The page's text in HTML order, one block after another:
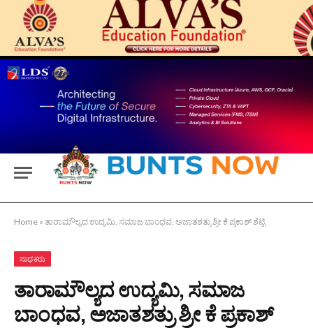
Home » ತಾರಾಮೌಲ್ಯದ ಉದ್ಯಮಿ, ಸಮಾಜ ಬಾಂಧವ, ಅಜಾತಶತ್ರು ಶ್ರೀ ಕೆ ಪ್ರಕಾಶ್ ಶೆಟ್ಟಿ
ಸಾಧಕರು
ತಾರಾಮೌಲ್ಯದ ಉದ್ಯಮಿ, ಸಮಾಜ
ಬಾಂಧವ, ಅಜಾತಶತ್ರು ಶ್ರೀ ಕೆ ಪ್ರಕಾಶ್